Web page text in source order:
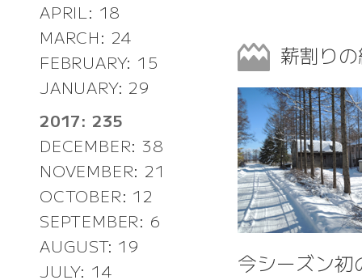
APRIL: 18
MARCH: 24
FEBRUARY: 15
JANUARY: 29
2017: 235
DECEMBER: 38
NOVEMBER: 21
OCTOBER: 12
SEPTEMBER: 6
AUGUST: 19
JULY: 14
薪割り
今シーズン